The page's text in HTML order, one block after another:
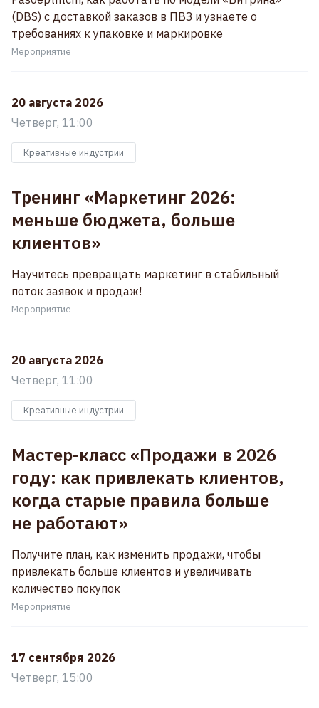
(DBS) с доставкой заказов в ПВЗ и узнаете о
требованиях к упаковке и маркировке
Мероприятие
20 августа 2026
Четверг, 11:00
Креативные индустрии
Тренинг «Маркетинг 2026:
меньше бюджета, больше
клиентов»
Научитесь превращать маркетинг в стабильный
поток заявок и продаж!
Мероприятие
20 августа 2026
Четверг, 11:00
Креативные индустрии
Мастер-класс «Продажи в 2026
году: как привлекать клиентов,
когда старые правила больше
не работают»
Получите план, как изменить продажи, чтобы
привлекать больше клиентов и увеличивать
количество покупок
Мероприятие
17 сентября 2026
Четверг, 15:00